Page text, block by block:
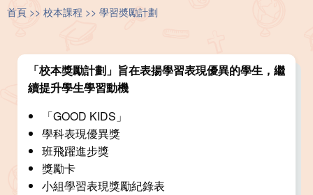
首頁 校本課程 學習奬勵計劃
「校本獎勵計劃」旨在表揚學習表現優異的學生，繼
續提升學生學習動機
「GOOD KIDS」
學科表現優異獎
班飛躍進步獎
獎勵卡
小組學習表現獎勵紀錄表